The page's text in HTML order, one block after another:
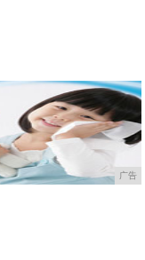
广告